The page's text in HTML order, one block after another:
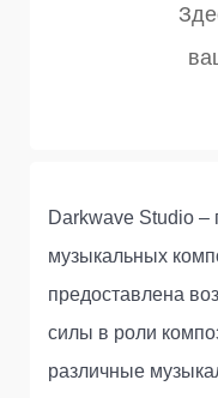
Darkwave Studio –
музыкальных
предоставлена
силы в роли
различные